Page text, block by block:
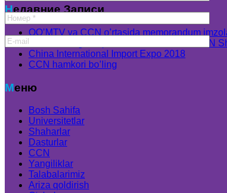
Недавние Записи
OO’MTV va CCN o’rtasida memorandum
Kasb-hunarga o’qitish markazi vakillari CCN
China International Import Expo 2018
CCN hamkori bo’ling
Меню
Bosh Sahifa
Universitetlar
Shaharlar
Dasturlar
CCN
Yangiliklar
Talabalarimiz
Ariza qoldirish
ЗАКРЫТЬ
Bosh Sahifa
Universitetlar
Universitetlar ro’yhati
Xitoyda grantlar
CCN Grantlari
Universitet yo’nalishlari
Xitoyning Top 600 Universiteti